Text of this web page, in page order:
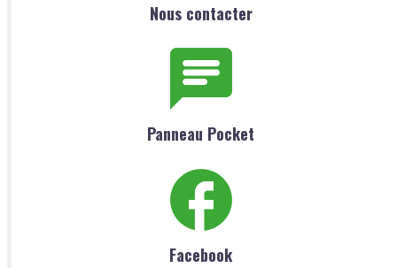
Nous contacter
Panneau Pocket
Facebook